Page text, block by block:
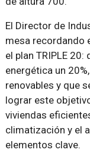
El Director de
mesa recordando
el plan TRIPLE
energética un
renovables y que
lograr este
viviendas
climatización y el
elementos clave.